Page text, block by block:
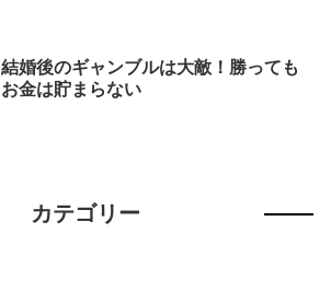
結婚後のギャンブルは大敵！勝っても
お金は貯まらない
カテゴリー